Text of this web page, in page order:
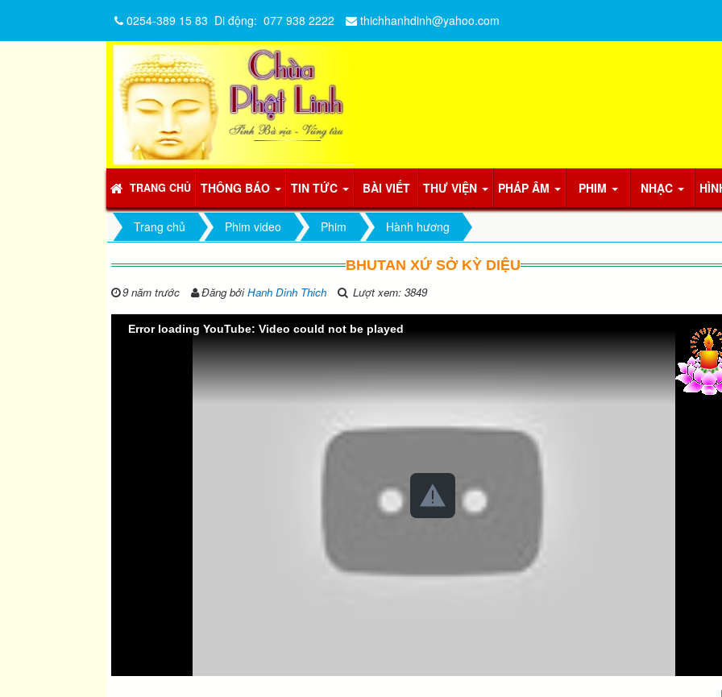
TRANG CHỦ THÔNG BÁO TIN TỨC BÀI VIẾT THƯ VIỆN PHÁP ÂM PHIM NHẠC
0254-389 15 83 Di động: 077 938 2222 thichhanhdinh@yahoo.com
Trang chủ Phim video Phim Hành hương
BHUTAN XỨ SỞ KỲ DIỆU
9 năm trước Đăng bởiHanh Dinh Thich Lượt xem: 3849
Error loading YouTube: Video could not be played